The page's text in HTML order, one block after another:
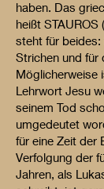
haben. Das
heißt STAUROS
steht für beides:
Strichen und für
Möglicherweise
Lehrwort Jesu
seinem Tod
umgedeutet
für eine Zeit der
Verfolgung der
Jahren, als